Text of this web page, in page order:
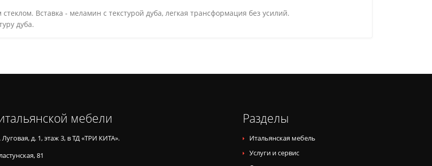
Вставка - меламин с текстурой дуба, легкая трансформация без усилий.
дуба.
мебели
д. 1, этаж 3, в ТД «ТРИ КИТА».
81
Разделы
Итальянская мебель
Услуги и сервис